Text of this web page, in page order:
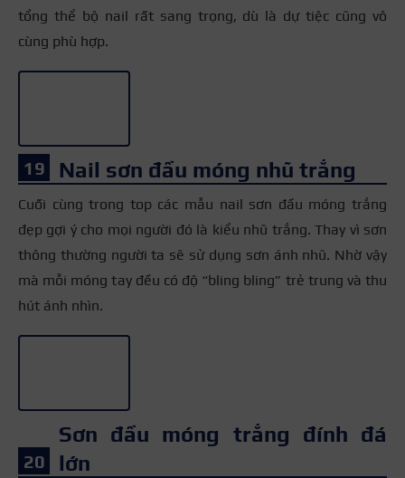
tổng thể bộ nail rất sang trọng, dù là dự tiệc cũng vô
cùng phù hợp.
Nail sơn đầu móng nhũ trắng
Cuối cùng trong top các mẫu nail sơn đầu móng trắng
đẹp gợi ý cho mọi người đó là kiểu nhũ trắng. Thay vì sơn
thông thường người ta sẽ sử dụng sơn ánh nhũ. Nhờ vậy
mà mỗi móng tay đều có độ “bling bling” trẻ trung và thu
hút ánh nhìn.
Sơn đầu móng trắng đính đá
lớn